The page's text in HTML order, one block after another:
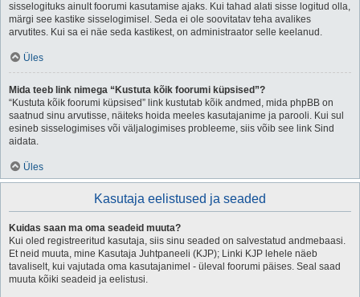
sisselogituks ainult foorumi kasutamise ajaks. Kui tahad alati sisse logitud olla,
märgi see kastike sisselogimisel. Seda ei ole soovitatav teha avalikes
arvutites. Kui sa ei näe seda kastikest, on administraator selle keelanud.
Üles
Mida teeb link nimega “Kustuta kõik foorumi küpsised”?
“Kustuta kõik foorumi küpsised” link kustutab kõik andmed, mida phpBB on
saatnud sinu arvutisse, näiteks hoida meeles kasutajanime ja parooli. Kui sul
esineb sisselogimises või väljalogimises probleeme, siis võib see link Sind
aidata.
Üles
Kasutaja eelistused ja seaded
Kuidas saan ma oma seadeid muuta?
Kui oled registreeritud kasutaja, siis sinu seaded on salvestatud andmebaasi.
Et neid muuta, mine Kasutaja Juhtpaneeli (KJP); Linki KJP lehele näeb
tavaliselt, kui vajutada oma kasutajanimel - üleval foorumi päises. Seal saad
muuta kõiki seadeid ja eelistusi.